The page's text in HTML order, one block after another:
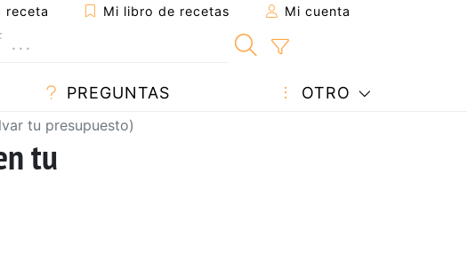
receta Mi libro de recetas Mi cuenta
PREGUNTAS OTRO
tu presupuesto)
tu